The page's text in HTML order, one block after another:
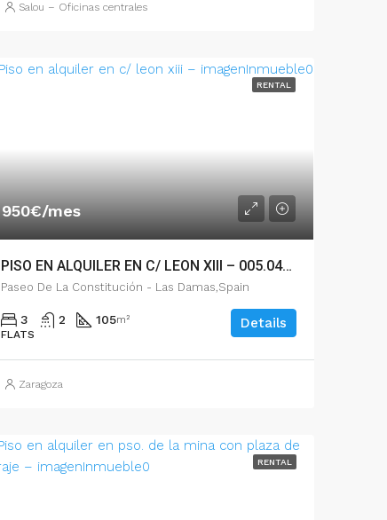
Salou – Oficinas centrales
RENTAL
950€/mes
PISO EN ALQUILER EN C/ LEON XIII – 005.04492
Paseo De La Constitución - Las Damas,Spain
3 2 105m²
FLATS
Details
Zaragoza
RENTAL